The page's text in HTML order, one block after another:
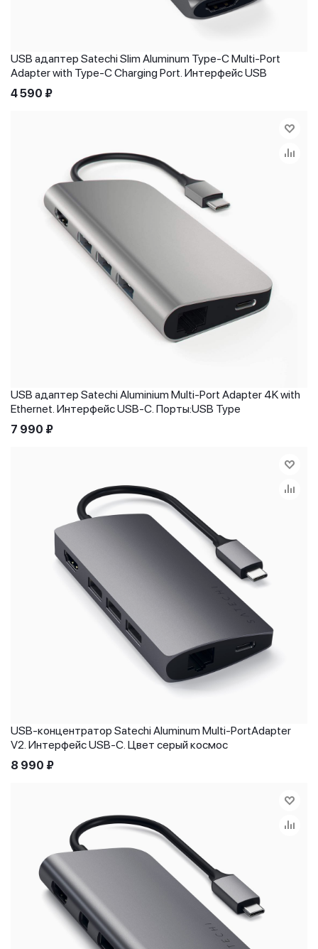
USB адаптер Satechi Slim Aluminum Type-C Multi-Port
Adapter with Type-C Charging Port. Интерфейс USB
4 590 ₽
USB адаптер Satechi Aluminium Multi-Port Adapter 4K with
Ethernet. Интерфейс USB-C. Порты:USB Type
7 990 ₽
USB-концентратор Satechi Aluminum Multi-PortAdapter
V2. Интерфейс USB-C. Цвет серый космос
8 990 ₽